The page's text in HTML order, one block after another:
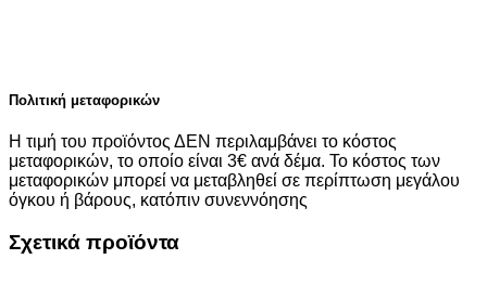
Πολιτική μεταφορικών
Η τιμή του προϊόντος ΔΕΝ περιλαμβάνει το κόστος
μεταφορικών, το οποίο είναι 3€ ανά δέμα. Το κόστος των
μεταφορικών μπορεί να μεταβληθεί σε περίπτωση μεγάλου
όγκου ή βάρους, κατόπιν συνεννόησης
Σχετικά προϊόντα